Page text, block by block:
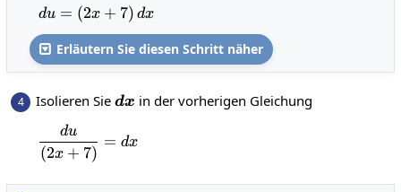
du=\left(2x+7\right)dx
du = (2x + 7) dx
 Erläutern Sie diesen Schritt näher
4 Isolieren Sie dx
dx in der vorherigen Gleichung
\frac{du}{\left(2x+7\right)}=dx
(2x + 7)
du
= dx